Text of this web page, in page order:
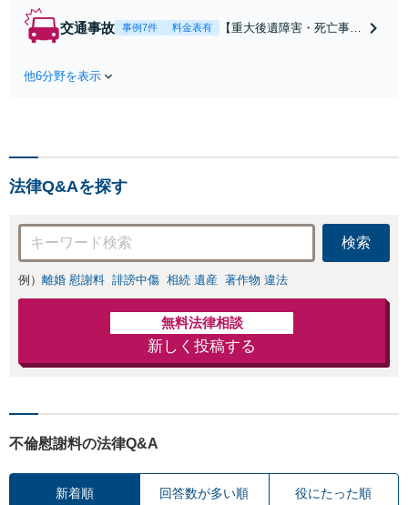
条件で離婚ができ
交通事故 事例7件 料金表有
【重大後遺障害・死亡事案
応・納得できる解決を」
他6分野を表示
法律Q&Aを探す
検索
例） 離婚 慰謝料 誹謗中傷 相続 遺産 著作物 違法
無料法律相談
新しく投稿する
不倫慰謝料の法律Q&A
新着順 回答数が多い順 役にたった順